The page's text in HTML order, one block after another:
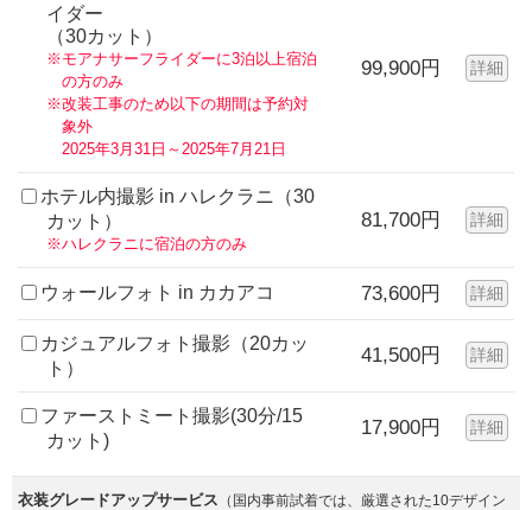
イダー
（30カット）
※モアナサーフライダーに3泊以上宿泊
の方のみ
※改装工事のため以下の期間は予約対
象外
2025年3月31日～2025年7月21日
99,900円 詳細
ホテル内撮影 in ハレクラニ（30
カット）
※ハレクラニに宿泊の方のみ
81,700円 詳細
ウォールフォト in カカアコ 73,600円 詳細
カジュアルフォト撮影（20カッ
ト）
41,500円 詳細
ファーストミート撮影(30分/15
カット)
17,900円 詳細
衣装グレードアップサービス （国内事前試着では、厳選された10デザイン